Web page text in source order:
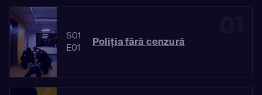
S01
E01
Poliția fără cenzură